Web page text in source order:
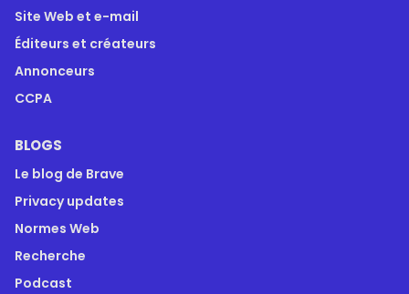
Site Web et e-mail
Éditeurs et créateurs
Annonceurs
CCPA
BLOGS
Le blog de Brave
Privacy updates
Normes Web
Recherche
Podcast